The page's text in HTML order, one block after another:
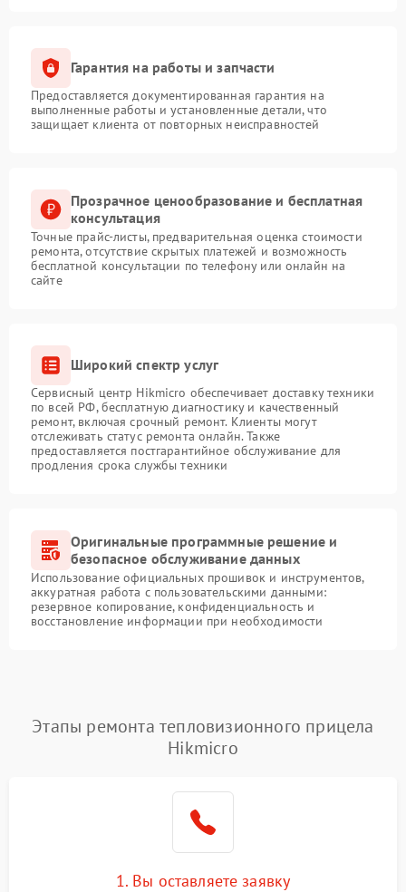
Гарантия на работы и запчасти
Предоставляется документированная гарантия на
выполненные работы и установленные детали, что
защищает клиента от повторных неисправностей
Прозрачное ценообразование и бесплатная
консультация
Точные прайс-листы, предварительная оценка стоимости
ремонта, отсутствие скрытых платежей и возможность
бесплатной консультации по телефону или онлайн на
сайте
Широкий спектр услуг
Сервисный центр Hikmicro обеспечивает доставку техники
по всей РФ, бесплатную диагностику и качественный
ремонт, включая срочный ремонт. Клиенты могут
отслеживать статус ремонта онлайн. Также
предоставляется постгарантийное обслуживание для
продления срока службы техники
Оригинальные программные решение и
безопасное обслуживание данных
Использование официальных прошивок и инструментов,
аккуратная работа с пользовательскими данными:
резервное копирование, конфиденциальность и
восстановление информации при необходимости
Этапы ремонта тепловизионного прицела
Hikmicro
1. Вы оставляете заявку